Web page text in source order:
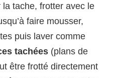
tache, frotter avec le
faire mousser,
puis laver comme
tachées (plans de
être frotté directement